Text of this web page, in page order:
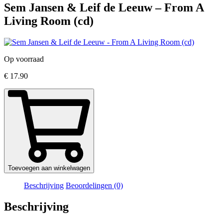
Sem Jansen & Leif de Leeuw – From A
Living Room (cd)
Op voorraad
€ 17.90
Toevoegen aan winkelwagen
Beschrijving Beoordelingen (0)
Beschrijving